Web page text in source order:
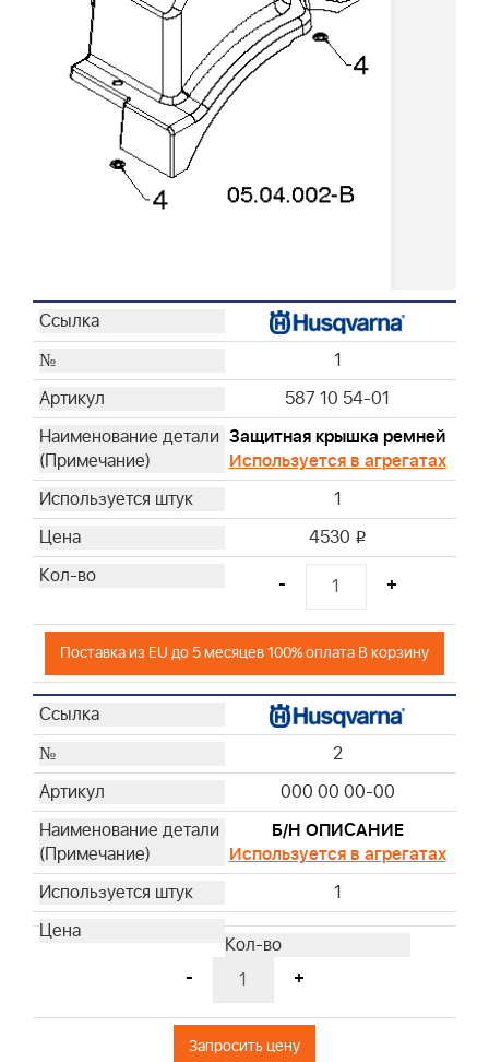
1
587 10 54-01
Защитная крышка ремней
Используется в агрегатах
1
4530 i
- +
Поставка из EU до 5 месяцев 100% оплата В корзину
2
000 00 00-00
Б/Н ОПИСАНИЕ
Используется в агрегатах
1
- +
Запросить цену